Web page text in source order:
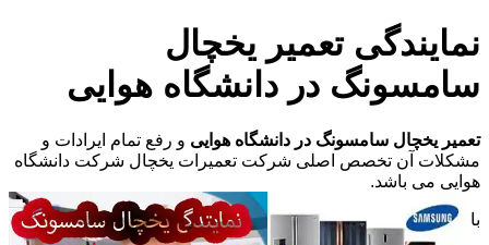
نمایندگی تعمیر یخچال
سامسونگ در دانشگاه هوایی
تعمیر یخچال سامسونگ در دانشگاه هوایی و رفع تمام ایرادات و
مشکلات آن تخصص اصلی شرکت تعمیرات یخچال شرکت دانشگاه
هوایی می باشد.
با